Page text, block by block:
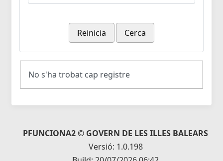
Reinicia Cerca
No s'ha trobat cap registre
PFUNCIONA2 © GOVERN DE LES ILLES BALEARS
Versió: 1.0.198